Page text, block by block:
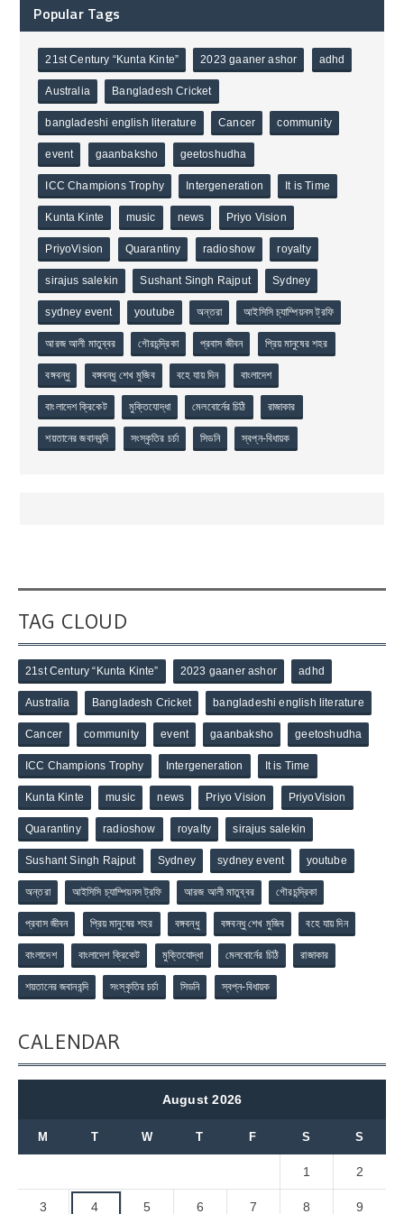
Popular Tags
21st Century “Kunta Kinte” 2023 gaaner ashor adhd
Australia Bangladesh Cricket
bangladeshi english literature Cancer community
event gaanbaksho geetoshudha
ICC Champions Trophy Intergeneration It is Time
Kunta Kinte music news Priyo Vision
PriyoVision Quarantiny radioshow royalty
sirajus salekin Sushant Singh Rajput Sydney
sydney event youtube অন্তরা আইসিসি চ্যাম্পিয়নস ট্রফি
আরজ আলী মাতুব্বর গৌরচন্দ্রিকা প্রবাস জীবন প্রিয় মানুষের শহর
বঙ্গবন্ধু বঙ্গবন্ধু শেখ মুজিব বহে যায় দিন বাংলাদেশ
বাংলাদেশ ক্রিকেট মুক্তিযোদ্ধা মেলবোর্নের চিঠি রাজাকার
শয়তানের জবানবন্দি সংস্কৃতির চর্চা সিডনি স্বপ্ন-বিধায়ক
TAG CLOUD
21st Century “Kunta Kinte” 2023 gaaner ashor adhd
Australia Bangladesh Cricket bangladeshi english literature
Cancer community event gaanbaksho geetoshudha
ICC Champions Trophy Intergeneration It is Time
Kunta Kinte music news Priyo Vision PriyoVision
Quarantiny radioshow royalty sirajus salekin
Sushant Singh Rajput Sydney sydney event youtube
অন্তরা আইসিসি চ্যাম্পিয়নস ট্রফি আরজ আলী মাতুব্বর গৌরচন্দ্রিকা
প্রবাস জীবন প্রিয় মানুষের শহর বঙ্গবন্ধু বঙ্গবন্ধু শেখ মুজিব বহে যায় দিন
বাংলাদেশ বাংলাদেশ ক্রিকেট মুক্তিযোদ্ধা মেলবোর্নের চিঠি রাজাকার
শয়তানের জবানবন্দি সংস্কৃতির চর্চা সিডনি স্বপ্ন-বিধায়ক
CALENDAR
August 2026
M T W T F S S
1 2
3 4 5 6 7 8 9